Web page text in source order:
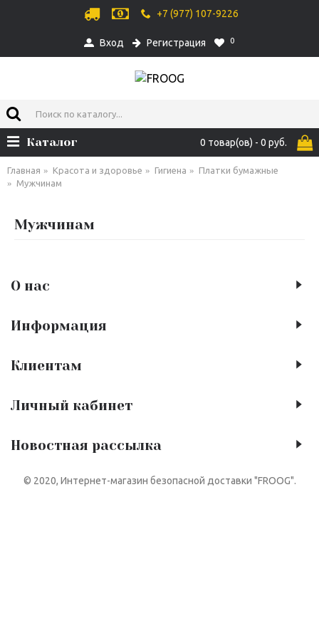
+7 (977) 107-9226
Вход Регистрация 0
0 товар(ов) - 0 руб.
Каталог
Главная Красота и здоровье Гигиена
Платки бумажные
Мужчинам
Мужчинам
О нас
Информация
Клиентам
Личный кабинет
Новостная рассылка
© 2020, Интернет-магазин безопасной доставки "FROOG".